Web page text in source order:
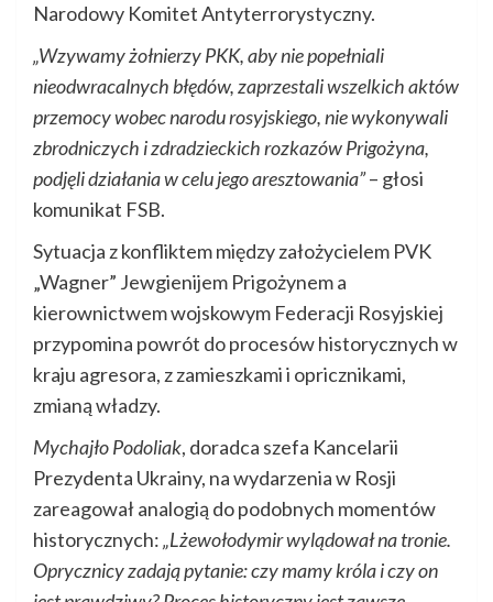
Narodowy Komitet Antyterrorystyczny.
„Wzywamy żołnierzy PKK, aby nie popełniali
nieodwracalnych błędów, zaprzestali wszelkich aktów
przemocy wobec narodu rosyjskiego, nie wykonywali
zbrodniczych i zdradzieckich rozkazów Prigożyna,
podjęli działania w celu jego aresztowania”– głosi
komunikat FSB.
Sytuacja z konfliktem między założycielem PVK
„Wagner” Jewgienijem Prigożynem a
kierownictwem wojskowym Federacji Rosyjskiej
przypomina powrót do procesów historycznych w
kraju agresora, z zamieszkami i opricznikami,
zmianą władzy.
Mychajło Podoliak, doradca szefa Kancelarii
Prezydenta Ukrainy, na wydarzenia w Rosji
zareagował analogią do podobnych momentów
historycznych:„Lżewołodymir wylądował na tronie.
Oprycznicy zadają pytanie: czy mamy króla i czy on